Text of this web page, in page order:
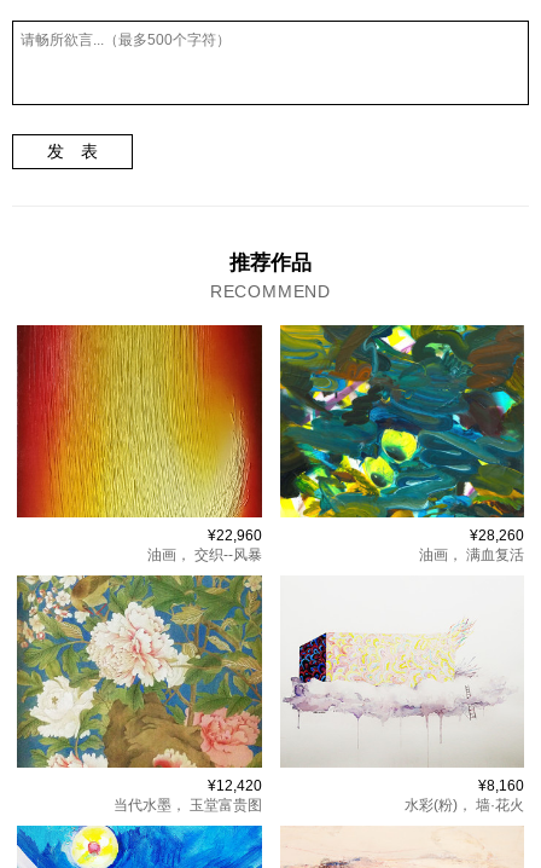
发 表
推荐作品
RECOMMEND
¥22,960
油画， 交织--风暴
¥28,260
油画， 满血复活
¥12,420
当代水墨，
玉堂富贵图
¥8,160
水彩(粉)， 墙·花火